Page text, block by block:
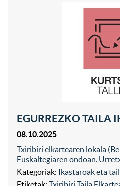
EGURREZKO TAILA
08.10.2025
Txiribiri elkartearen lokala
Euskaltegiaren ondoan.
Kategoriak: Ikastaroak eta